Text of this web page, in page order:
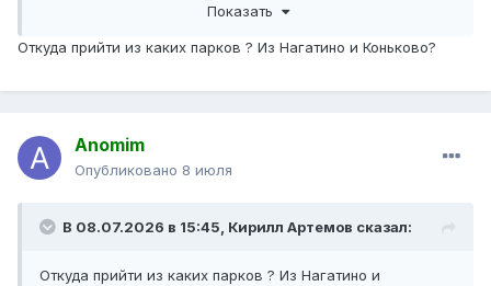
Показать
Откуда прийти из каких парков ? Из Нагатино и Коньково?
Anomim
Опубликовано 8 июля
В 08.07.2026 в 15:45, Кирилл Артемов сказал:
Откуда прийти из каких парков ? Из Нагатино и